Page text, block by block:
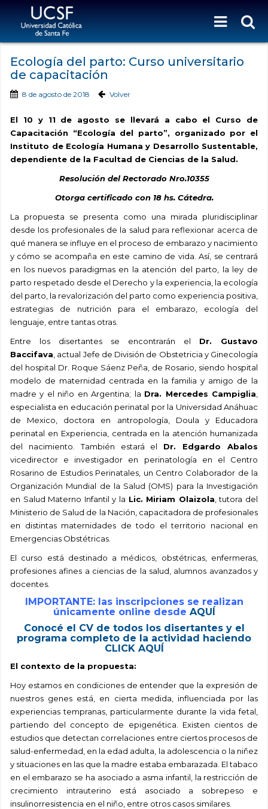
Ecología del parto: Curso universitario
de capacitación
8 de agosto de 2018 Volver
El 10 y 11 de agosto se llevará a cabo el Curso de
Capacitación “Ecología del parto”, organizado por el
Instituto de Ecología Humana y Desarrollo Sustentable,
dependiente de la Facultad de Ciencias de la Salud.
Resolución del Rectorado Nro.10355
Otorga certificado con 18 hs. Cátedra.
La propuesta se presenta como una mirada pluridisciplinar
desde los profesionales de la salud para reflexionar acerca de
qué manera se influye en el proceso de embarazo y nacimiento
y cómo se acompaña en este camino de vida. Así, se centrará
en los nuevos paradigmas en la atención del parto, la ley de
parto respetado desde el Derecho y la experiencia, la ecología
del parto, la revalorización del parto como experiencia positiva,
estrategias de nutrición para el embarazo, ecología del
lenguaje, entre tantas otras.
Entre los disertantes se encontrarán el Dr. Gustavo
Baccifava , actual Jefe de División de Obstetricia y Ginecología
del hospital Dr. Roque Sáenz Peña, de Rosario, siendo hospital
modelo de maternidad centrada en la familia y amigo de la
madre y el niño en Argentina; la Dra. Mercedes Campiglia
especialista en educación perinatal por la Universidad Anáhuac
de Mexico, doctora en antropología, Doula y Educadora
perinatal en Experiencia, centrada en la atención humanizada
del nacimiento. También estará el Dr. Edgardo Abalos
vicedirector e investigador en perinatología en el Centro
Rosarino de Estudios Perinatales, un Centro Colaborador de la
Organización Mundial de la Salud (OMS) para la Investigación
en Salud Materno Infantil y la Lic. Miriam Olaizola , tutora del
Ministerio de Salud de la Nación, capacitadora de profesionales
en distintas maternidades de todo el territorio nacional en
Emergencias Obstétricas.
El curso está destinado a médicos, obstétricas, enfermeras,
profesiones afines a ciencias de la salud, alumnos avanzados y
docentes.
IMPORTANTE: las inscripciones se realizan
únicamente online desde AQUÍ
Conocé el CV de todos los disertantes y el
programa completo de la actividad haciendo
CLICK AQUÍ
El contexto de la propuesta:
Hoy estamos en condiciones de entender que la expresión de
nuestros genes está, en cierta medida, influenciada por las
experiencias tempranas, particularmente durante la vida fetal,
partiendo del concepto de epigenética. Existen cientos de
estudios que detectan correlaciones entre ciertos procesos de
salud-enfermedad, en la edad adulta, la adolescencia o la niñez
y situaciones en las que la madre estaba embarazada. El tabaco
en el embarazo se ha asociado a asma infantil, la restricción de
crecimiento intrauterino está asociado a sobrepeso e
insulinorresistencia en el niño, entre otros casos similares.